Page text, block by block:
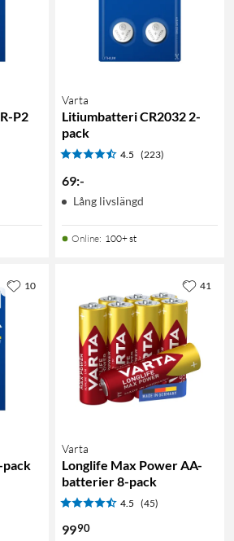
P2
Varta
Litiumbatteri CR2032 2-
pack
4.5 (223)
69:-
Lång livslängd
Online: 100+ st
pack
10
Varta
Longlife Max Power AA-
batterier 8-pack
4.5 (45)
9990
41